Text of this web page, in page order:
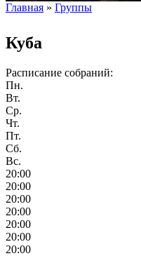
Главная » Группы
Куба
Расписание собраний:
Пн.
Вт.
Ср.
Чт.
Пт.
Сб.
Вс.
20:00
20:00
20:00
20:00
20:00
20:00
20:00